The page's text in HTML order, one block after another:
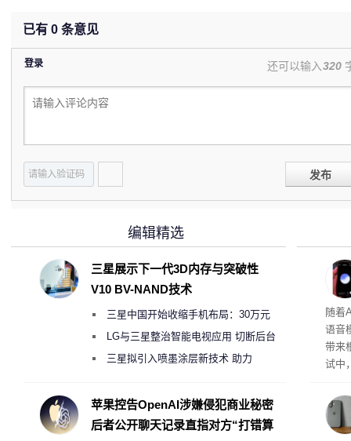
已有 0 条意见
登录 还可以输入320
发布
理”
随着
语音
带来
试中
互
桌面
编辑精选
三星展示下一代3D内存与突破性
V10 BV-NAND技术
三星中国开始收缩手机布局：30万元
月销售额不达标门店 将被逐步清退
LG与三星整治智能电视应用 切断后台
偷偷共享带宽的违规行为
三星拟引入喷墨涂层新技术 助力
度
苹果控告OpenAI涉嫌侵犯商业秘密
后者公开聊天记录直指对方“打错算